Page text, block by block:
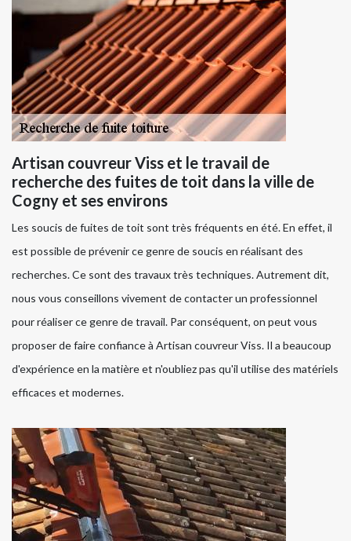
Artisan couvreur Viss et le travail de
recherche des fuites de toit dans la ville de
Cogny et ses environs
Les soucis de fuites de toit sont très fréquents en été. En effet, il
est possible de prévenir ce genre de soucis en réalisant des
recherches. Ce sont des travaux très techniques. Autrement dit,
nous vous conseillons vivement de contacter un professionnel
pour réaliser ce genre de travail. Par conséquent, on peut vous
proposer de faire confiance à Artisan couvreur Viss. Il a beaucoup
d'expérience en la matière et n'oubliez pas qu'il utilise des matériels
efficaces et modernes.